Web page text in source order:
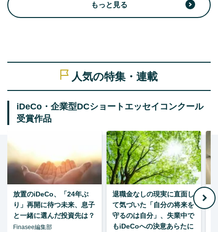
もっと見る
人気の特集・連載
iDeCo・企業型DCショートエッセイコンクール
受賞作品
放置のiDeCo、「24年ぶ
り」再開に待つ未来、息子
と一緒に選んだ投資先は？
Finasee編集部
退職金なしの現実に直面し
て気づいた「自分の将来を
守るのは自分」、失業中で
もiDeCoへの決意あらたに